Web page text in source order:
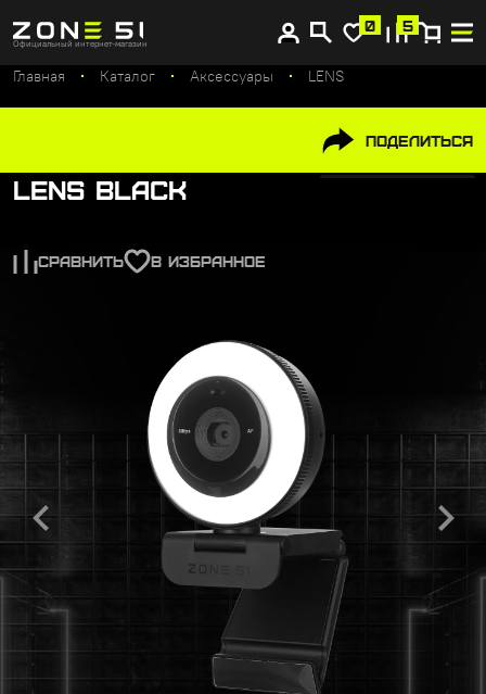
Официальный интернет-магазин
0 5
Купите сейчас, платите потом
Главная Каталог Аксессуары LENS
Поделиться
LENS Black
СРАВНИТЬ В ИЗБРАННОЕ